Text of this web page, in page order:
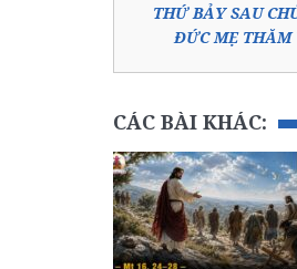
THỨ BẢY SAU
ĐỨC MẸ THĂM
CÁC BÀI KHÁC: